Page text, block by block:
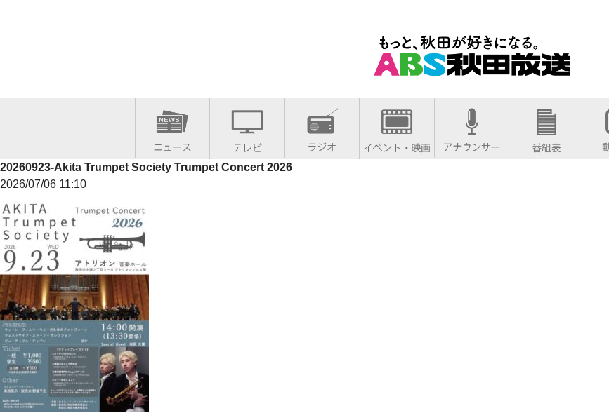
20260923-Akita Trumpet Society Trumpet Concert 2026
2026/07/06 11:10